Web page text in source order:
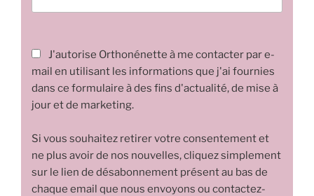
J'autorise Orthonénette à me contacter par e-
mail en utilisant les informations que j'ai fournies
dans ce formulaire à des fins d'actualité, de mise à
jour et de marketing.
Si vous souhaitez retirer votre consentement et
ne plus avoir de nos nouvelles, cliquez simplement
sur le lien de désabonnement présent au bas de
chaque email que nous envoyons ou contactez-